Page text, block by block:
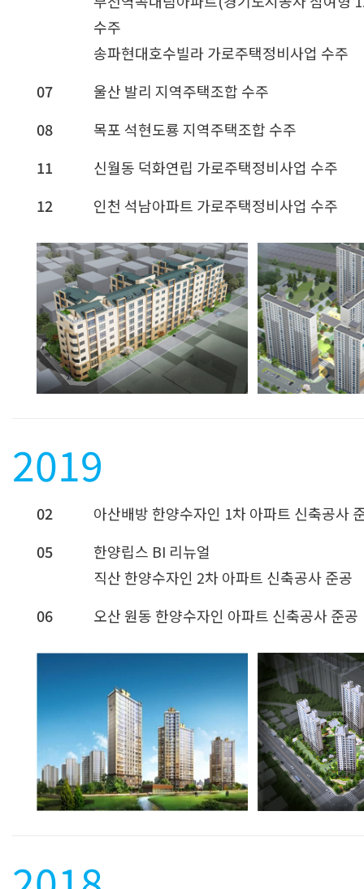
수주
송파현대호수빌라 가로주택정비사업 수주
07
울산 발리 지역주택조합 수주
08
목포 석현도룡 지역주택조합 수주
11
신월동 덕화연립 가로주택정비사업 수주
12
인천 석남아파트 가로주택정비사업 수주
2019
02
아산배방 한양수자인 1차 아파트 신축공사
05
한양립스 BI 리뉴얼
직산 한양수자인 2차 아파트 신축공사 준공
06
오산 원동 한양수자인 아파트 신축공사 준공